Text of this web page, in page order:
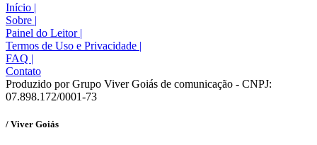
Início |
Sobre |
Painel do Leitor |
Termos de Uso e Privacidade |
FAQ |
Contato
Produzido por Grupo Viver Goiás de comunicação - CNPJ:
07.898.172/0001-73
/ Viver Goiás